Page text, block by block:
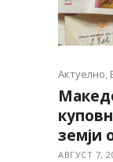
Актуелно,
земји
АВГУСТ 7,